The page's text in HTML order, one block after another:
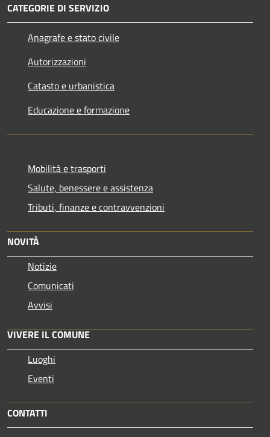
CATEGORIE DI SERVIZIO
Anagrafe e stato civile
Autorizzazioni
Catasto e urbanistica
Educazione e formazione
Mobilità e trasporti
Salute, benessere e assistenza
Tributi, finanze e contravvenzioni
NOVITÀ
Notizie
Comunicati
Avvisi
VIVERE IL COMUNE
Luoghi
Eventi
CONTATTI